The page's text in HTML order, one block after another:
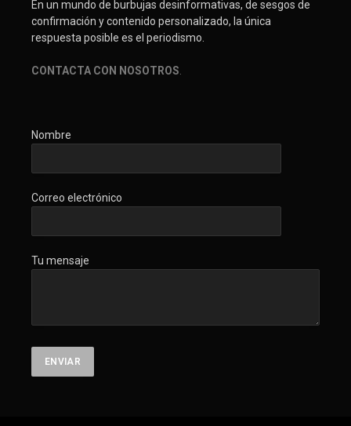
En un mundo de burbujas desinformativas, de sesgos de
confirmación y contenido personalizado, la única
respuesta posible es el periodismo.
CONTACTA CON NOSOTROS.
Nombre
Correo electrónico
Tu mensaje